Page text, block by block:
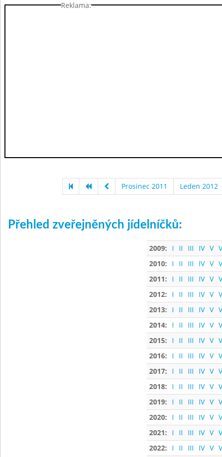
Reklama:
Prosinec 2011 Leden 2012
Přehled zveřejněných jídelníčků:
2009: I II III IV V
2010:
I II III IV V
2011:
I II III IV V
2012:
I II III IV V
2013:
I II III IV V
2014:
I II III IV V
2015:
I II III IV V
2016:
I II III IV V
2017:
I II III IV V
2018:
I II III IV V
2019:
I II III IV V
2020:
I II III IV V
2021:
I II III IV V
2022:
I II III IV V